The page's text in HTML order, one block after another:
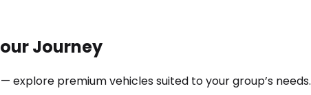
Journey
premium vehicles suited to your group’s needs.